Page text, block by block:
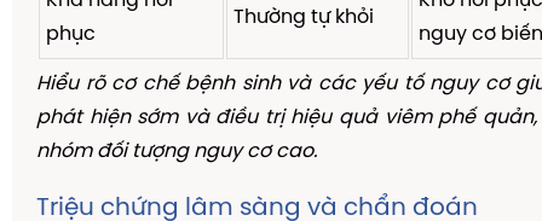
phục
Thường tự khỏi
nguy cơ
Hiểu rõ cơ chế bệnh sinh và các yếu tố nguy cơ
phát hiện sớm và điều trị hiệu quả viêm phế
nhóm đối tượng nguy cơ cao.
Triệu chứng lâm sàng và chẩn đoán